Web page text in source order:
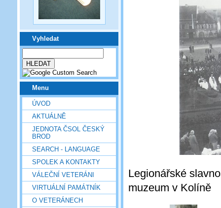
Vyhledat
Menu
ÚVOD
AKTUÁLNĚ
JEDNOTA ČSOL ČESKÝ
BROD
SEARCH - LANGUAGE
SPOLEK A KONTAKTY
VÁLEČNÍ VETERÁNI
VIRTUÁLNÍ PAMÁTNÍK
O VETERÁNECH
Legionářské
muzeum v Kolíně